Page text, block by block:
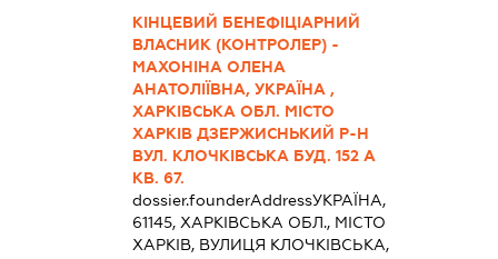
КІНЦЕВИЙ БЕНЕФІЦІАРНИЙ
ВЛАСНИК (КОНТРОЛЕР) -
МАХОНІНА ОЛЕНА
АНАТОЛІЇВНА, УКРАЇНА ,
ХАРКІВСЬКА ОБЛ. МІСТО
ХАРКІВ ДЗЕРЖИСНЬКИЙ Р-Н
ВУЛ. КЛОЧКІВСЬКА БУД. 152 А
КВ. 67.
dossier.founderAddressУКРАЇНА,
61145, ХАРКІВСЬКА ОБЛ., МІСТО
ХАРКІВ, ВУЛИЦЯ КЛОЧКІВСЬКА,